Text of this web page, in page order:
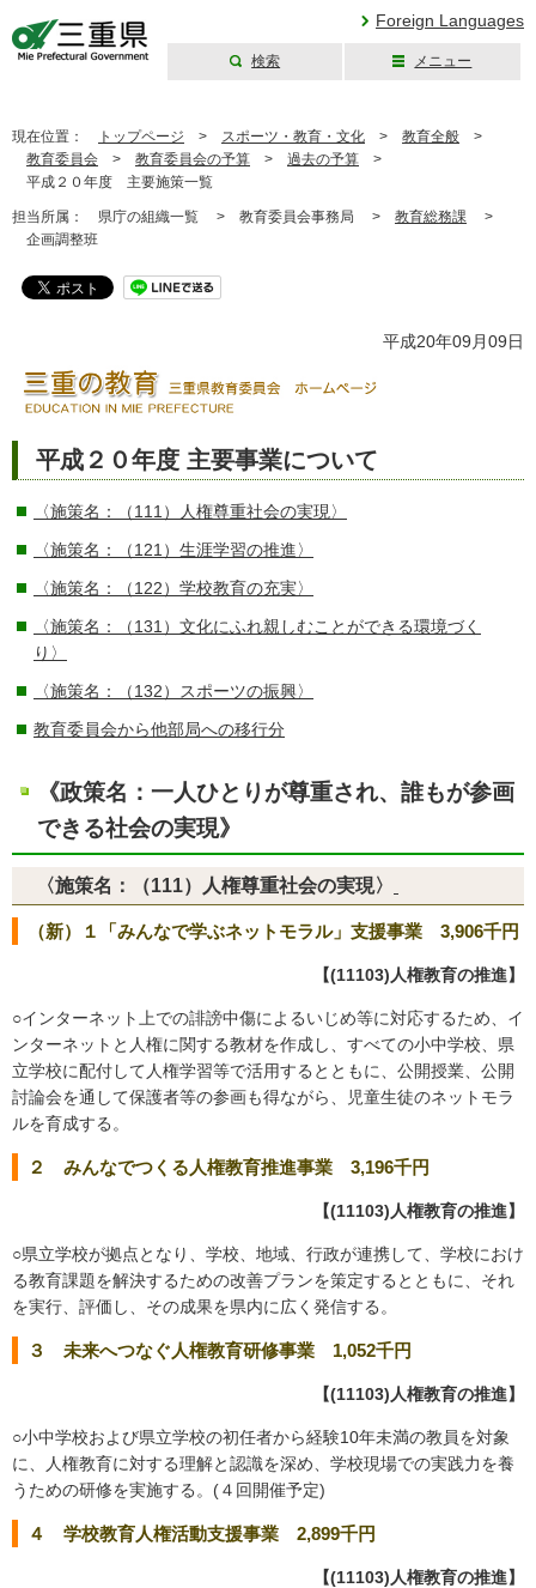
Foreign Languages
検索 メニュー
現在位置： トップページ > スポーツ・教育・文化 > 教育全般 >
教育委員会 > 教育委員会の予算 > 過去の予算 >
平成２０年度 主要施策一覧
担当所属： 県庁の組織一覧 > 教育委員会事務局 > 教育総務課 >
企画調整班
平成20年09月09日
平成２０年度 主要事業について
〈施策名：（111）人権尊重社会の実現〉
〈施策名：（121）生涯学習の推進〉
〈施策名：（122）学校教育の充実〉
〈施策名：（131）文化にふれ親しむことができる環境づく
り〉
〈施策名：（132）スポーツの振興〉
教育委員会から他部局への移行分
《政策名：一人ひとりが尊重され、誰もが参画
できる社会の実現》
〈施策名：（111）人権尊重社会の実現〉
（新）１「みんなで学ぶネットモラル」支援事業 3,906千円
【(11103)人権教育の推進】
○インターネット上での誹謗中傷によるいじめ等に対応するため、イ
ンターネットと人権に関する教材を作成し、すべての小中学校、県
立学校に配付して人権学習等で活用するとともに、公開授業、公開
討論会を通して保護者等の参画も得ながら、児童生徒のネットモラ
ルを育成する。
２ みんなでつくる人権教育推進事業 3,196千円
【(11103)人権教育の推進】
○県立学校が拠点となり、学校、地域、行政が連携して、学校におけ
る教育課題を解決するための改善プランを策定するとともに、それ
を実行、評価し、その成果を県内に広く発信する。
３ 未来へつなぐ人権教育研修事業 1,052千円
【(11103)人権教育の推進】
○小中学校および県立学校の初任者から経験10年未満の教員を対象
に、人権教育に対する理解と認識を深め、学校現場での実践力を養
うための研修を実施する。(４回開催予定)
４ 学校教育人権活動支援事業 2,899千円
【(11103)人権教育の推進】